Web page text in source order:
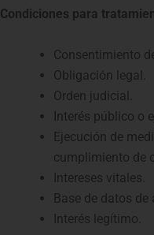
Condiciones para
Consentimiento
Obligación legal.
Orden judicial.
Interés público o
Ejecución de
cumplimiento de
Intereses vitales.
Base de datos
Interés legítimo.